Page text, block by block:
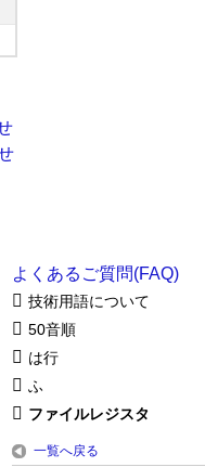
よくあるご質問(FAQ)
技術用語について
50音順
は行
ふ
ファイルレジスタ
一覧へ戻る